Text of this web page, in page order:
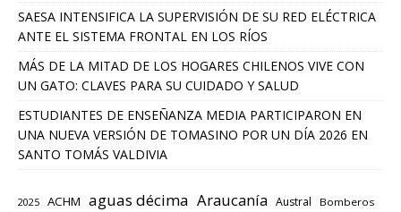
SAESA INTENSIFICA LA SUPERVISIÓN DE SU RED ELÉCTRICA
ANTE EL SISTEMA FRONTAL EN LOS RÍOS
MÁS DE LA MITAD DE LOS HOGARES CHILENOS VIVE CON
UN GATO: CLAVES PARA SU CUIDADO Y SALUD
ESTUDIANTES DE ENSEÑANZA MEDIA PARTICIPARON EN
UNA NUEVA VERSIÓN DE TOMASINO POR UN DÍA 2026 EN
SANTO TOMÁS VALDIVIA
2025 ACHM aguas décima Araucanía Austral Bomberos